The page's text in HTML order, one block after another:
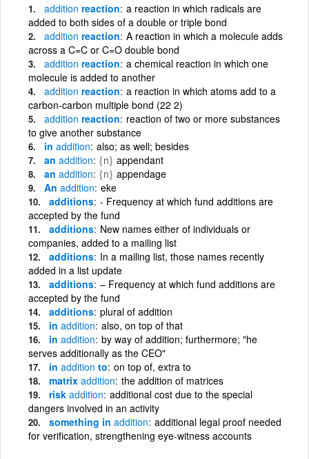
addition reaction a reaction in which radicals are
added to both sides of a double or triple bond
addition reaction A reaction in which a molecule adds
across a C=C or C=O double bond
addition reaction a chemical reaction in which one
molecule is added to another
addition reaction a reaction in which atoms add to a
carbon-carbon multiple bond (22 2)
addition reaction reaction of two or more substances
to give another substance
in addition also; as well; besides
an addition {n} appendant
an addition {n} appendage
An addition eke
additions - Frequency at which fund additions are
accepted by the fund
additions New names either of individuals or
companies, added to a mailing list
additions In a mailing list, those names recently
added in a list update
additions – Frequency at which fund additions are
accepted by the fund
additions plural of addition
in addition also, on top of that
in addition by way of addition; furthermore; "he
serves additionally as the CEO"
in addition to on top of, extra to
matrix addition the addition of matrices
risk addition additional cost due to the special
dangers involved in an activity
something in addition additional legal proof needed
for verification, strengthening eye-witness accounts